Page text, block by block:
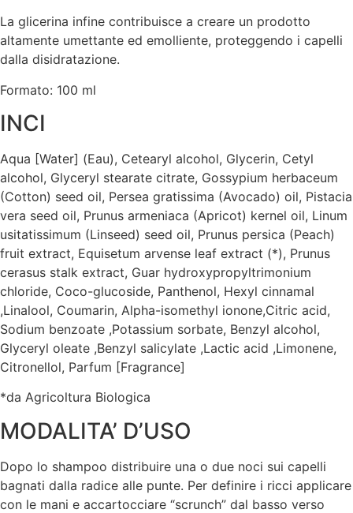
La glicerina infine contribuisce a creare un prodotto
altamente umettante ed emolliente, proteggendo i capelli
dalla disidratazione.
Formato: 100 ml
INCI
Aqua [Water] (Eau), Cetearyl alcohol, Glycerin, Cetyl
alcohol, Glyceryl stearate citrate, Gossypium herbaceum
(Cotton) seed oil, Persea gratissima (Avocado) oil, Pistacia
vera seed oil, Prunus armeniaca (Apricot) kernel oil, Linum
usitatissimum (Linseed) seed oil, Prunus persica (Peach)
fruit extract, Equisetum arvense leaf extract (*), Prunus
cerasus stalk extract, Guar hydroxypropyltrimonium
chloride, Coco-glucoside, Panthenol, Hexyl cinnamal
,Linalool, Coumarin, Alpha-isomethyl ionone,Citric acid,
Sodium benzoate ,Potassium sorbate, Benzyl alcohol,
Glyceryl oleate ,Benzyl salicylate ,Lactic acid ,Limonene,
Citronellol, Parfum [Fragrance]
*da Agricoltura Biologica
MODALITA’ D’USO
Dopo lo shampoo distribuire una o due noci sui capelli
bagnati dalla radice alle punte. Per definire i ricci applicare
con le mani e accartocciare “scrunch” dal basso verso